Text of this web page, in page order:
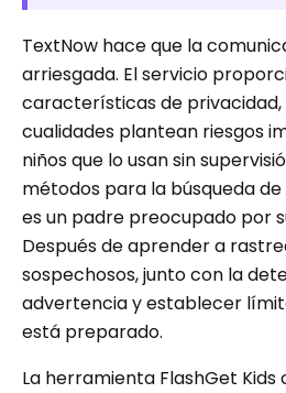
TextNow hace que la
arriesgada. El servicio
características de
cualidades plantean riesgos
niños que lo usan sin
métodos para la búsqueda
es un padre preocupado por
Después de aprender a
sospechosos, junto con la
advertencia y establecer
está preparado.
La herramienta FlashGet